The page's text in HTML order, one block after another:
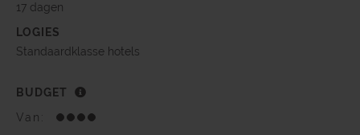
17 dagen
LOGIES
Standaardklasse hotels
BUDGET
Van: